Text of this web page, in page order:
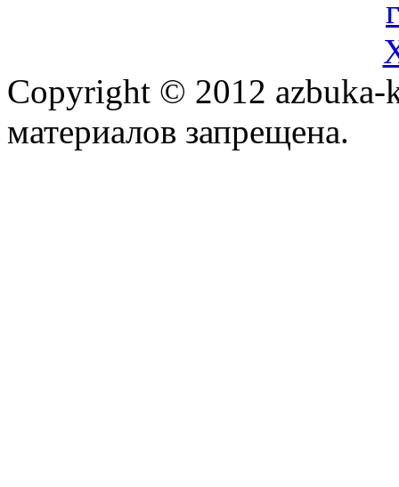
Copyright © 2012 azbuka-
материалов запрещена.